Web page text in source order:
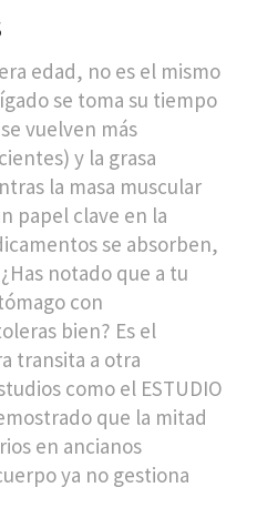
edad, no es el mismo
se toma su tiempo
vuelven más
y la grasa
la masa muscular
papel clave en la
se absorben,
notado que a tu
con
bien? Es el
transita a otra
como el ESTUDIO
que la mitad
en ancianos
ya no gestiona